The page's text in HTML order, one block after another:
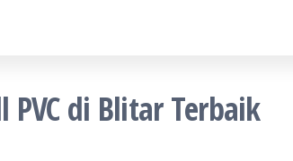
di Blitar Terbaik